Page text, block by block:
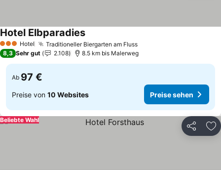
3 SterneHotel Traditioneller Biergarten am FlussPreise sehen
Hotel ElbparadiesPreise sehen
8,3 Sehr gut 2.108 8.5 km bis Malerweg
Ab 97 €
Preise von 10 Websites Preise sehen
Teilen
Beliebte Wahl